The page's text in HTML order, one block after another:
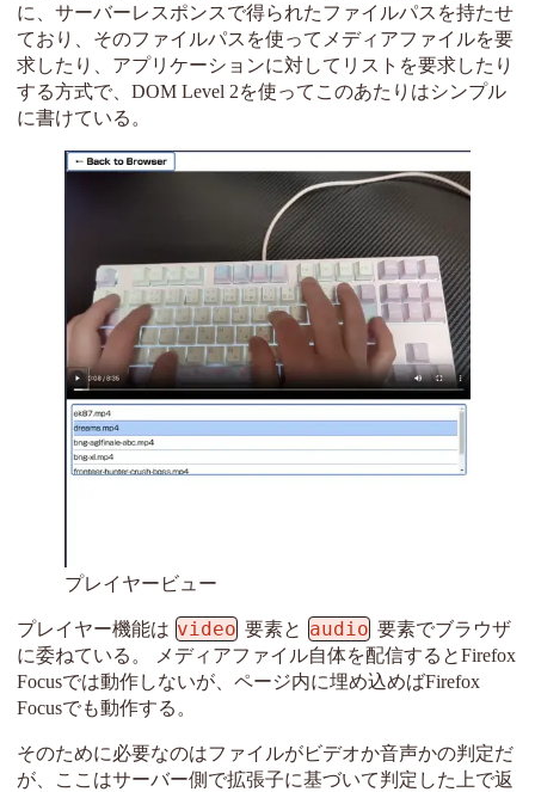
に、サーバーレスポンスで得られたファイルパスを持たせ
ており、そのファイルパスを使ってメディアファイルを要
求したり、アプリケーションに対してリストを要求したり
する方式で、DOM Level 2を使ってこのあたりはシンプル
に書けている。
プレイヤービュー
プレイヤー機能は video 要素と audio 要素でブラウザ
に委ねている。 メディアファイル自体を配信するとFirefox
Focusでは動作しないが、ページ内に埋め込めばFirefox
Focusでも動作する。
そのために必要なのはファイルがビデオか音声かの判定だ
が、ここはサーバー側で拡張子に基づいて判定した上で返